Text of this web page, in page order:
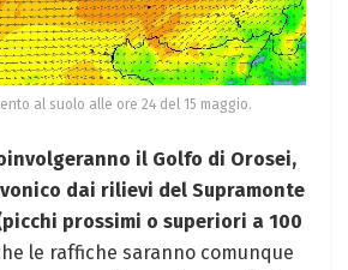
al suolo alle ore 24 del 15 maggio.
il Golfo di Orosei,
dai rilievi del Supramonte
prossimi o superiori a 100
le raffiche saranno comunque